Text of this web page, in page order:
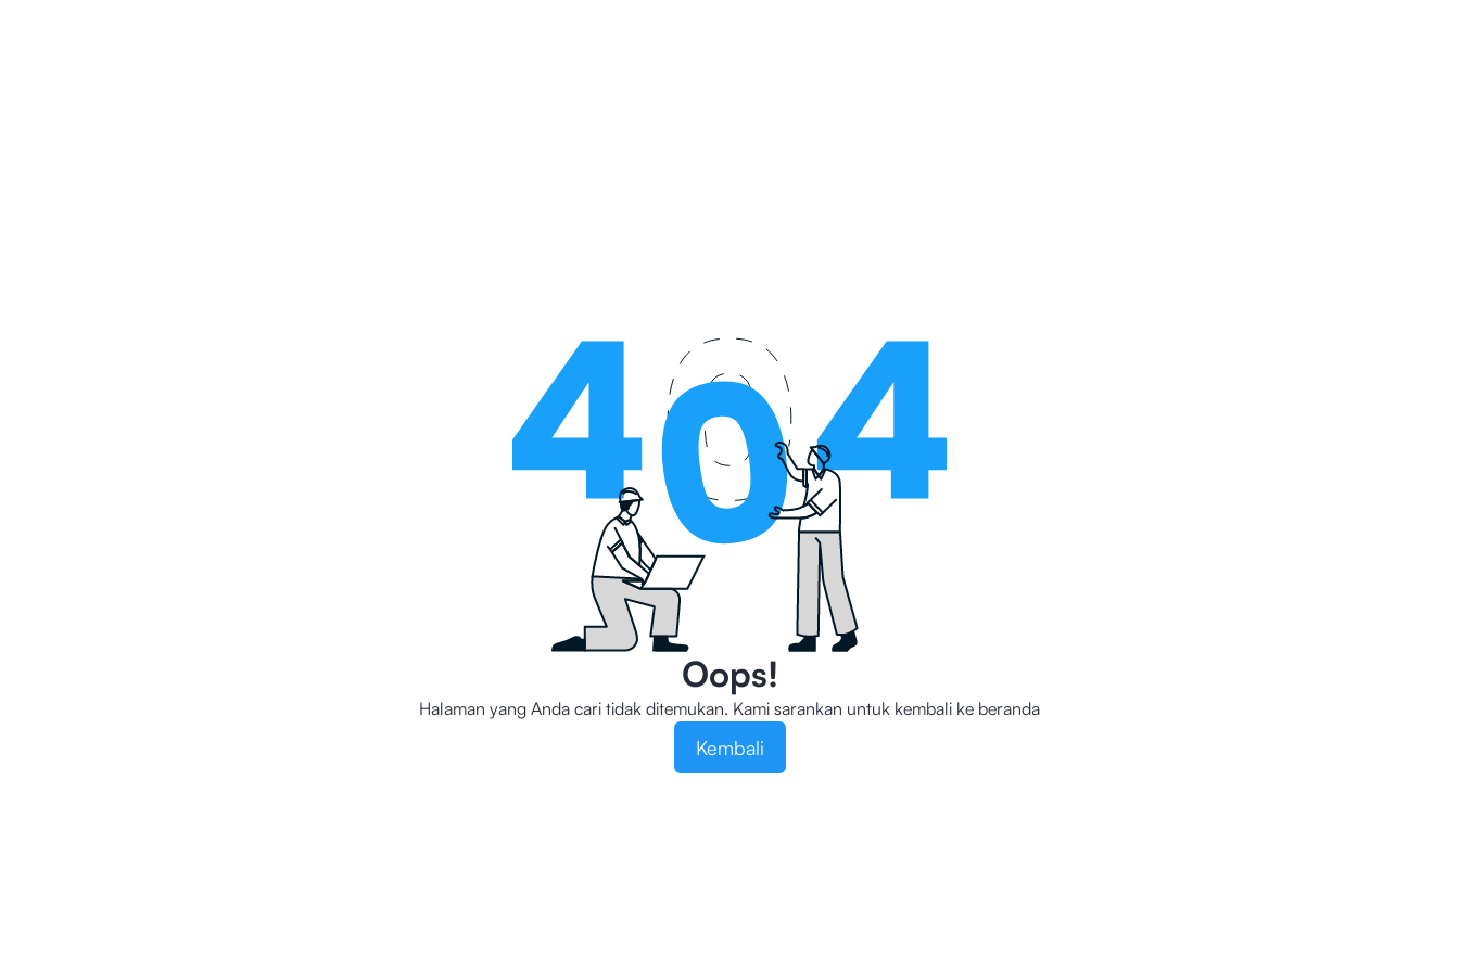
Oops!
Halaman yang Anda cari tidak ditemukan. Kami sarankan untuk kembali ke beranda
Kembali